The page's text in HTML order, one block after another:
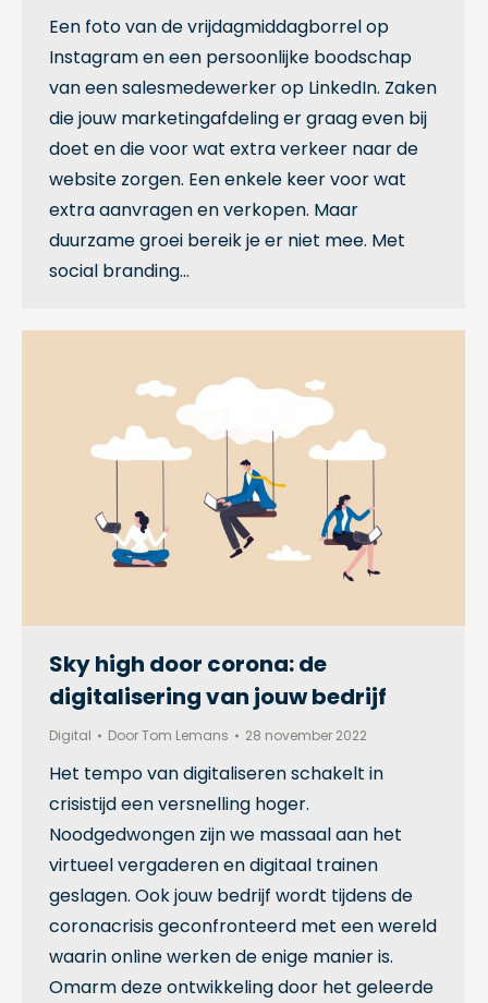
Een foto van de vrijdagmiddagborrel op
Instagram en een persoonlijke boodschap
van een salesmedewerker op LinkedIn. Zaken
die jouw marketingafdeling er graag even bij
doet en die voor wat extra verkeer naar de
website zorgen. Een enkele keer voor wat
extra aanvragen en verkopen. Maar
duurzame groei bereik je er niet mee. Met
social branding…
Sky high door corona: de
digitalisering van jouw bedrijf
Digital DoorTom Lemans 28 november 2022
Het tempo van digitaliseren schakelt in
crisistijd een versnelling hoger.
Noodgedwongen zijn we massaal aan het
virtueel vergaderen en digitaal trainen
geslagen. Ook jouw bedrijf wordt tijdens de
coronacrisis geconfronteerd met een wereld
waarin online werken de enige manier is.
Omarm deze ontwikkeling door het geleerde